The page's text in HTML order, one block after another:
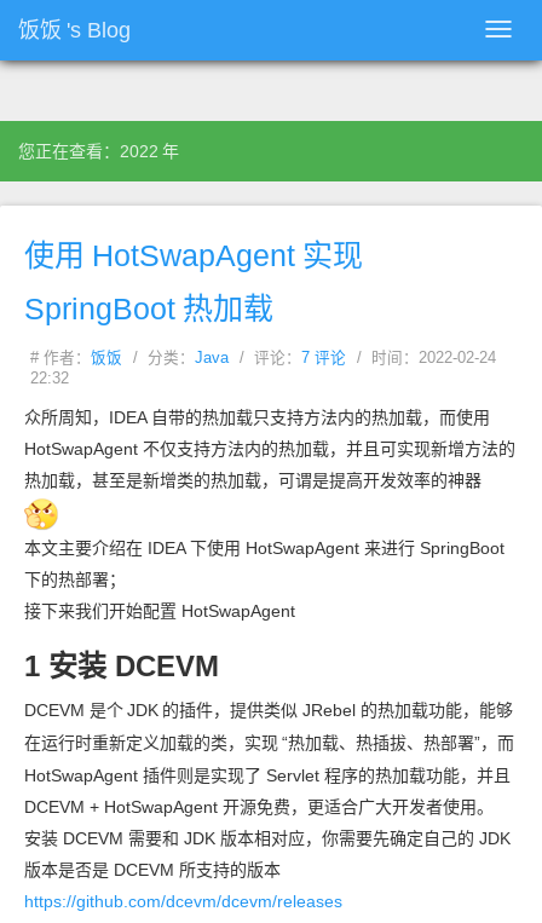
饭饭 's Blog
您正在查看：2022 年
使用 HotSwapAgent 实现
SpringBoot 热加载
# 作者： 饭饭 / 分类： Java / 评论： 7 评论
/ 时间：2022-02-24
22:32
众所周知，IDEA 自带的热加载只支持方法内的热加载，而使用
HotSwapAgent 不仅支持方法内的热加载，并且可实现新增方法的
热加载，甚至是新增类的热加载，可谓是提高开发效率的神器
本文主要介绍在 IDEA 下使用 HotSwapAgent 来进行 SpringBoot
下的热部署；
接下来我们开始配置 HotSwapAgent
1 安装 DCEVM
DCEVM 是个JDK 的插件，提供类似 JRebel 的热加载功能，能够
在运行时重新定义加载的类，实现“热加载、热插拔、热部署”，而
HotSwapAgent 插件则是实现了 Servlet 程序的热加载功能，并且
DCEVM + HotSwapAgent 开源免费，更适合广大开发者使用。
安装 DCEVM 需要和 JDK 版本相对应，你需要先确定自己的 JDK
版本是否是 DCEVM 所支持的版本
https://github.com/dcevm/dcevm/releases